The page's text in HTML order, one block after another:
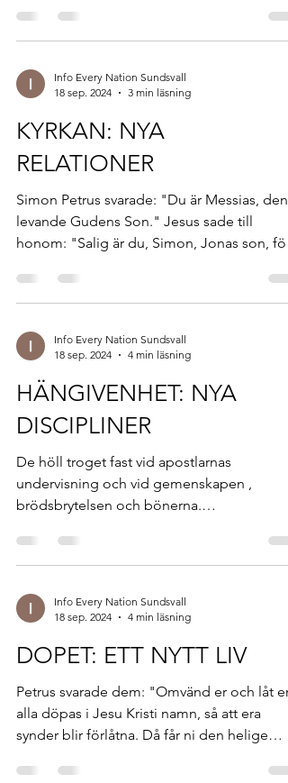
Info Every Nation Sundsvall
18 sep. 2024
3 min läsning
KYRKAN: NYA
RELATIONER
Simon Petrus svarade: "Du är Messias, den
levande Gudens Son." Jesus sade till
honom: "Salig är du, Simon, Jonas son, för
Info Every Nation Sundsvall
18 sep. 2024
4 min läsning
HÄNGIVENHET: NYA
DISCIPLINER
De höll troget fast vid apostlarnas
undervisning och vid gemenskapen ,
brödsbrytelsen och bönerna.
Info Every Nation Sundsvall
18 sep. 2024
4 min läsning
DOPET: ETT NYTT LIV
Petrus svarade dem: "Omvänd er och låt er
alla döpas i Jesu Kristi namn, så att era
synder blir förlåtna. Då får ni den helige